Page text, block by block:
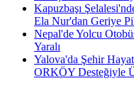
Kapuzbaşı
Ela Nur'dan Geriye
Nepal'de Yolcu
Yaralı
Yalova'da Şehir
ORKÖY Desteğiyle